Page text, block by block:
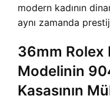
modern kadının
aynı zamanda
36mm Rolex
Modelinin
Kasasının